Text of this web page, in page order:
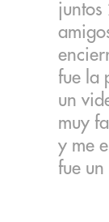
juntos
fue la
un
muy
y me
fue un